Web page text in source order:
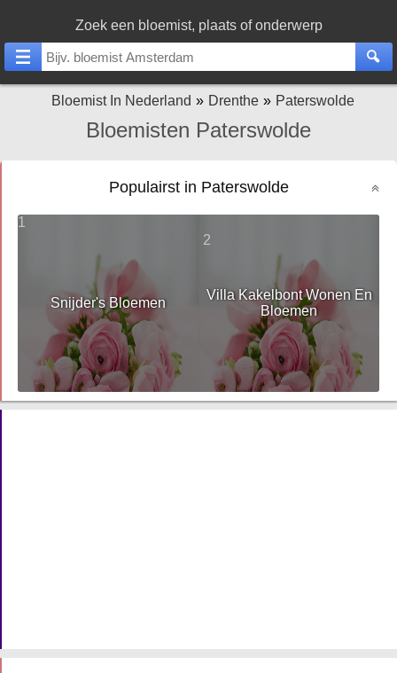
Zoek een bloemist, plaats of onderwerp
Bloemist In Nederland Drenthe Paterswolde
Bloemisten Paterswolde
Populairst in Paterswolde
1
Snijder's Bloemen
2
Villa Kakelbont Wonen En
Bloemen